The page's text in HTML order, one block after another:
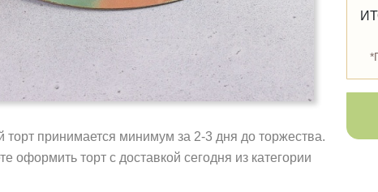
торт принимается минимум за 2-3 дня до торжества.
оформить торт с доставкой сегодня из категории